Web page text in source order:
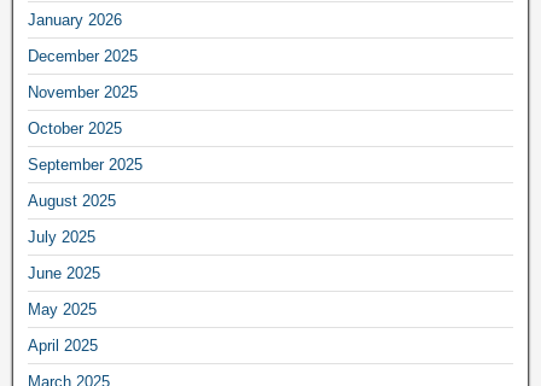
January 2026
December 2025
November 2025
October 2025
September 2025
August 2025
July 2025
June 2025
May 2025
April 2025
March 2025